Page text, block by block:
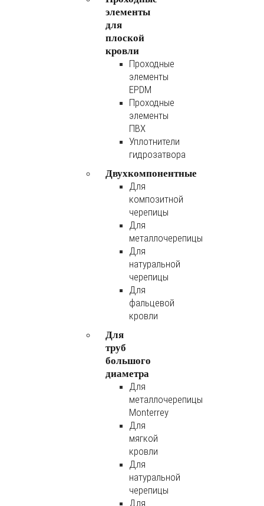
элементы
для
плоской
кровли
Проходные
элементы
EPDM
Проходные
элементы
ПВХ
Уплотнители
гидрозатвора
Двухкомпонентные
Для
композитной
черепицы
Для
металлочерепицы
Для
натуральной
черепицы
Для
фальцевой
кровли
Для
труб
большого
диаметра
Для
металлочерепицы
Monterrey
Для
мягкой
кровли
Для
натуральной
черепицы
Для